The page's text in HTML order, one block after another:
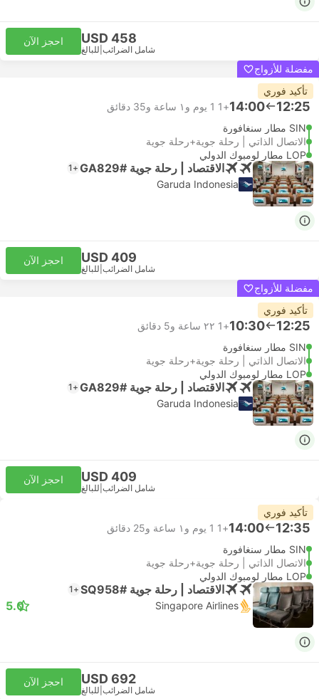
USD 458
شامل الضرائب للبالغ
احجز الآن
مفضلة للأزواج
تأكيد فوري
12:25
14:00
+1
1 يوم و١ ساعة و‫35 دقائق
SIN مطار سنغافورة
الاتصال الذاتي | رحلة جوية+رحلة جوية
LOP مطار لومبوك الدولي
الاقتصاد | رحلة جوية #GA829 +1
Garuda Indonesia
USD 409
شامل الضرائب للبالغ
احجز الآن
مفضلة للأزواج
تأكيد فوري
12:25
10:30
+1
٢٢ ساعة و‫5 دقائق
SIN مطار سنغافورة
الاتصال الذاتي | رحلة جوية+رحلة جوية
LOP مطار لومبوك الدولي
الاقتصاد | رحلة جوية #GA829 +1
Garuda Indonesia
USD 409
شامل الضرائب للبالغ
احجز الآن
تأكيد فوري
12:35
14:00
+1
1 يوم و١ ساعة و‫25 دقائق
SIN مطار سنغافورة
الاتصال الذاتي | رحلة جوية+رحلة جوية
LOP مطار لومبوك الدولي
الاقتصاد | رحلة جوية #SQ958 +1
Singapore Airlines
5.0
USD 692
شامل الضرائب للبالغ
احجز الآن